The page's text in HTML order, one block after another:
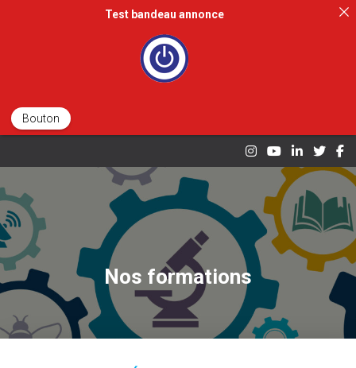
Nos formations
Test bandeau annonce
Bouton